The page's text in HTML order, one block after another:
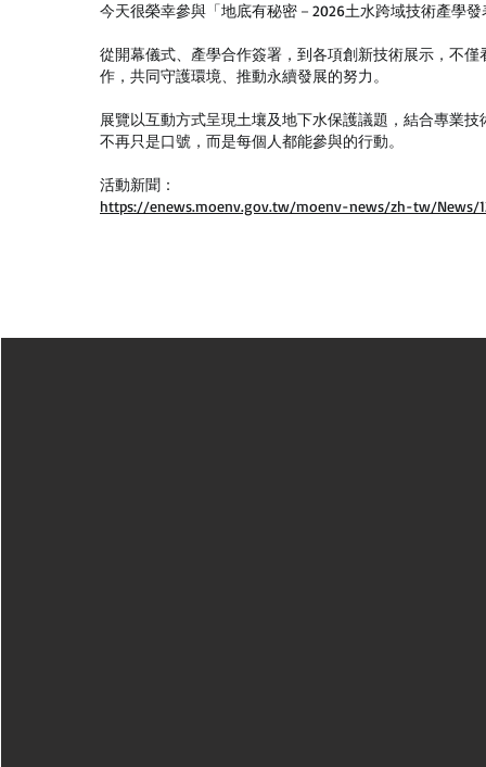
今天很榮幸參與「地底有秘密－2026土水跨域技術產學
從開幕儀式、產學合作簽署，到各項創新技術展示，不
作，共同守護環境、推動永續發展的努力。
展覽以互動方式呈現土壤及地下水保護議題，結合專業
不再只是口號，而是每個人都能參與的行動。
活動新聞：
https://enews.moenv.gov.tw/moenv-news/zh-tw/News/